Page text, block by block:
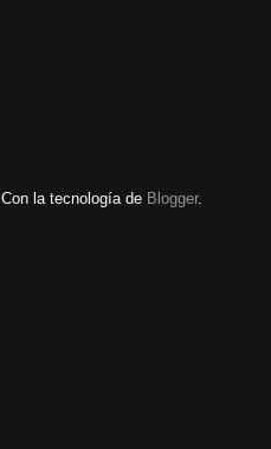
Con la tecnología de Blogger.